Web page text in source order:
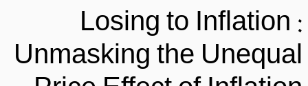
Losing to
Unmasking the